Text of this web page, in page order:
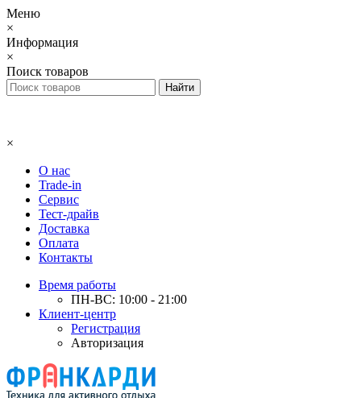
Меню
×
Информация
×
Поиск товаров
×
О нас
Trade-in
Сервис
Тест-драйв
Доставка
Оплата
Контакты
Время работы
ПН-ВС: 10:00 - 21:00
Клиент-центр
Регистрация
Авторизация